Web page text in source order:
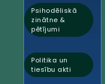
Psihodēliskā
zinātne &
pētījumi
,
Politika un
tiesību akti